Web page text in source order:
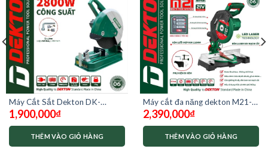
Máy Cắt Sắt Dekton DK-
CS2800
1,900,000₫
THÊM VÀO GIỎ HÀNG
Máy cắt đa năng dekton M21-
CN210plus ( chưa có pin và sạc)
2,390,000₫
THÊM VÀO GIỎ HÀNG